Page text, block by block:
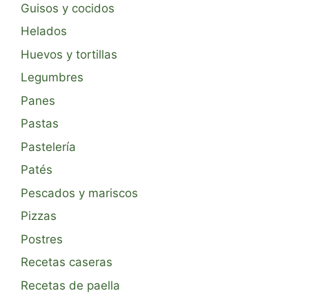
Guisos y cocidos
Helados
Huevos y tortillas
Legumbres
Panes
Pastas
Pastelería
Patés
Pescados y mariscos
Pizzas
Postres
Recetas caseras
Recetas de paella